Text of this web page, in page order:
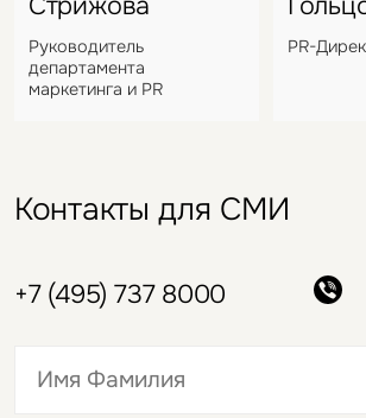
Руководитель
департамента
маркетинга и PR
PR-
Контакты для СМИ
+7 (495) 737 8000